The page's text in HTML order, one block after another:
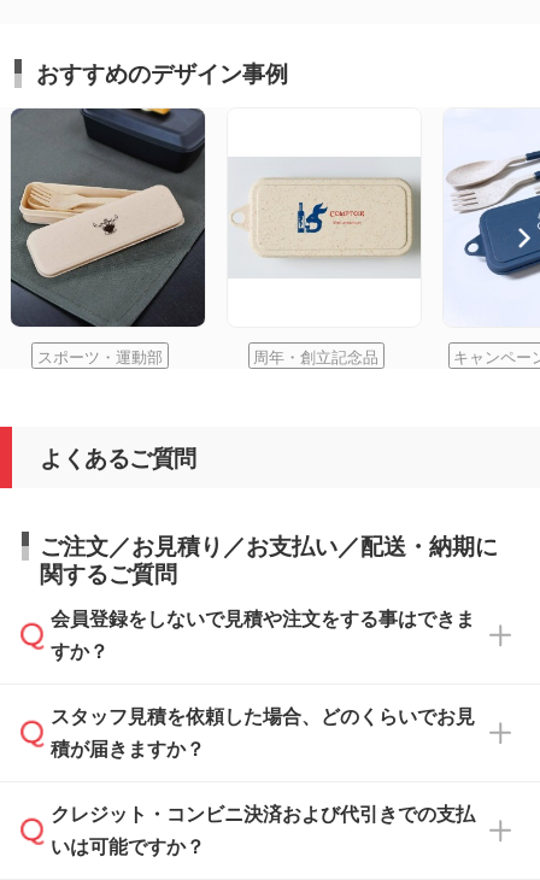
おすすめのデザイン事例
スポーツ・運動部 周年・創立記念品 キャンペー
よくあるご質問
ご注文／お見積り／お支払い／配送・納期に
関するご質問
会員登録をしないで見積や注文をする事はできま
すか？
可能です。見積・注文フォームにて『ゲストの
まま進む』ボタンからお進みのうえ、ご依頼く
スタッフ見積を依頼した場合、どのくらいでお見
積が届きますか？
通常、翌営業日までにお送りしております。混
雑状況によっては、お時間をいただくこともご
クレジット・コンビニ決済および代引きでの支払
いは可能ですか？